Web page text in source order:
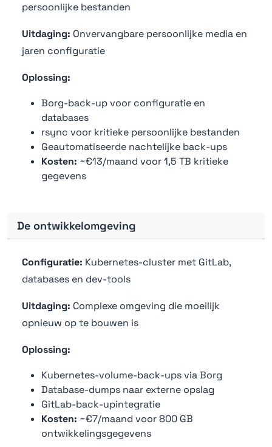
persoonlijke bestanden
Uitdaging: Onvervangbare persoonlijke media en
jaren configuratie
Oplossing:
Borg-back-up voor configuratie en
databases
rsync voor kritieke persoonlijke bestanden
Geautomatiseerde nachtelijke back-ups
Kosten: ~€13/maand voor 1,5 TB kritieke
gegevens
De ontwikkelomgeving
Configuratie: Kubernetes-cluster met GitLab,
databases en dev-tools
Uitdaging: Complexe omgeving die moeilijk
opnieuw op te bouwen is
Oplossing:
Kubernetes-volume-back-ups via Borg
Database-dumps naar externe opslag
GitLab-back-upintegratie
Kosten: ~€7/maand voor 800 GB
ontwikkelingsgegevens